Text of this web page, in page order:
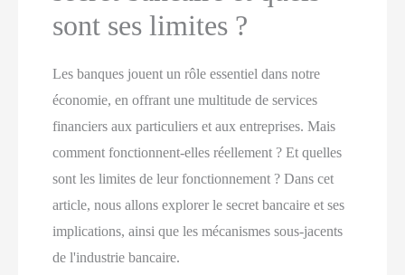
sont ses limites ?
Les banques jouent un rôle essentiel dans notre
économie, en offrant une multitude de services
financiers aux particuliers et aux entreprises. Mais
comment fonctionnent-elles réellement ? Et quelles
sont les limites de leur fonctionnement ? Dans cet
article, nous allons explorer le secret bancaire et ses
implications, ainsi que les mécanismes sous-jacents
de l'industrie bancaire.